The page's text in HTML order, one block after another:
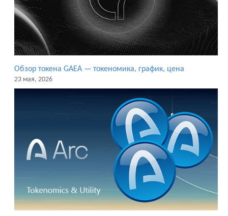
Обзор токена GAEA — токеномика, график, цена
23 мая, 2026